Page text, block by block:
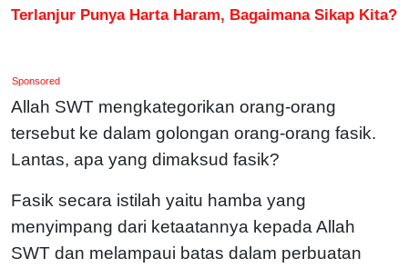
Terlanjur Punya Harta Haram, Bagaimana Sikap Kita?
Sponsored
Allah SWT mengkategorikan orang-orang
tersebut ke dalam golongan orang-orang fasik.
Lantas, apa yang dimaksud fasik?
Fasik secara istilah yaitu hamba yang
menyimpang dari ketaatannya kepada Allah
SWT dan melampaui batas dalam perbuatan